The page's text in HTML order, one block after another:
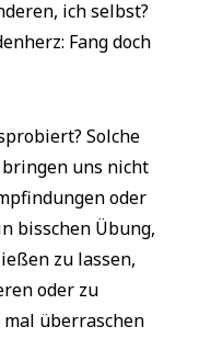
ich selbst?
Fang doch
Solche
uns nicht
oder
bisschen Übung,
zu lassen,
oder zu
mal überraschen